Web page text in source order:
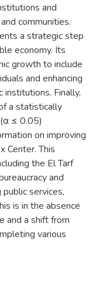
and
communities.
a strategic step
economy. Its
growth to include
and enhancing
institutions. Finally,
a statistically
≤ 0.05)
on improving
Center. This
the El Tarf
and
services,
is in the absence
and a shift from
various